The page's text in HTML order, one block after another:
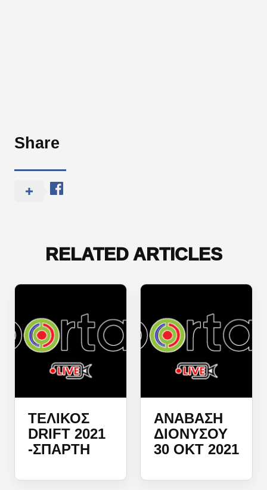
Share
RELATED ARTICLES
ΤΕΛΙΚΌΣ
DRIFT 2021
-ΣΠΆΡΤΗ
ΑΝΑΒΑΣΗ
ΔΙΟΝΎΣΟΥ
30 ΟΚΤ 2021